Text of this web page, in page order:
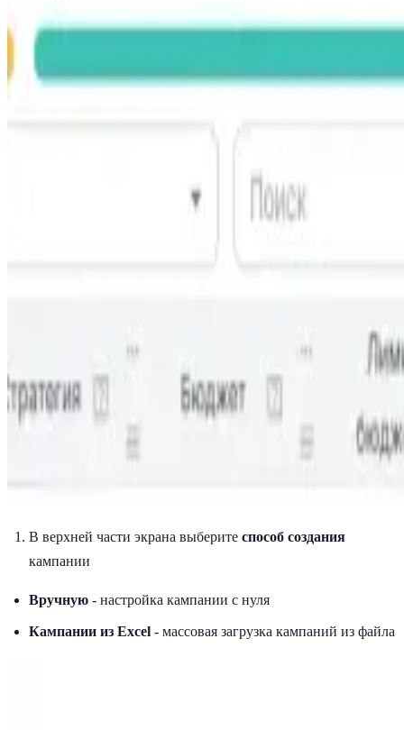
В верхней части экрана выберите способ создания
кампании
Вручную - настройка кампании с нуля
Кампании из Excel - массовая загрузка кампаний из файла